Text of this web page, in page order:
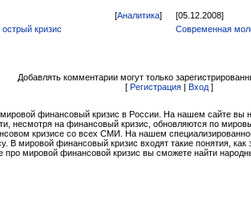
[Аналитика]
кризис
[05.12.2008]
Современная
Добавлять комментарии могут только
[ Регистрация | Вход ]
финансовый кризис в России. На нашем сайте вы
несмотря на финансовый кризис, обновляются по
кризисе со всех СМИ. На нашем
В мировой финансовый кризис входят такие понятия,
про мировой финансовой кризис вы сможете найти